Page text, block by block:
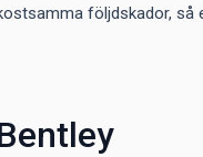
följdskador, så